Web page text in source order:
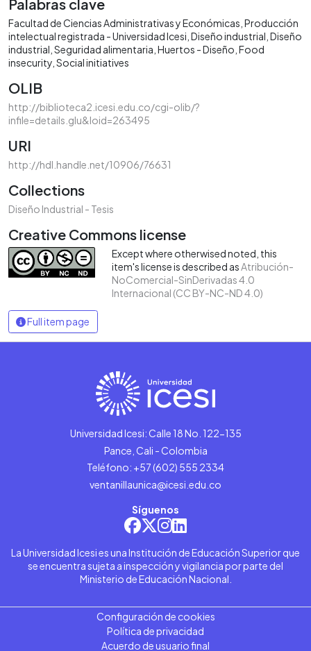
Palabras clave
Facultad de Ciencias Administrativas y Económicas Producción
intelectual registrada - Universidad Icesi Diseño industrial Diseño
industrial Seguridad alimentaria Huertos - Diseño Food
insecurity Social initiatives
OLIB
http://biblioteca2.icesi.edu.co/cgi-olib/?
infile=details.glu&loid=263495
URI
http://hdl.handle.net/10906/76631
Collections
Diseño Industrial - Tesis
Creative Commons license
Except where otherwised noted, this
item's license is described asAtribución-
NoComercial-SinDerivadas 4.0
Internacional (CC BY-NC-ND 4.0)
Full item page
Universidad Icesi: Calle 18 No. 122-135
Pance, Cali - Colombia
Teléfono: +57 (602) 555 2334
ventanillaunica@icesi.edu.co
Síguenos
La Universidad Icesi es una Institución de Educación Superior que
se encuentra sujeta a inspección y vigilancia por parte del
Ministerio de Educación Nacional.
Configuración de cookies
Política de privacidad
Acuerdo de usuario final